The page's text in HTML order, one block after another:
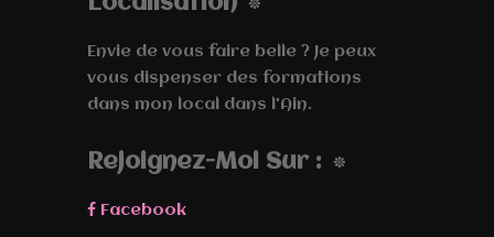
Envie de vous faire belle ? Je peux
vous dispenser des formations
dans mon local dans l'Ain.
Rejoignez-Moi Sur :
Facebook